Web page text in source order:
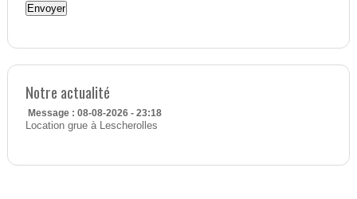
Notre actualité
Message : 08-08-2026 - 23:18
Location grue à Lescherolles